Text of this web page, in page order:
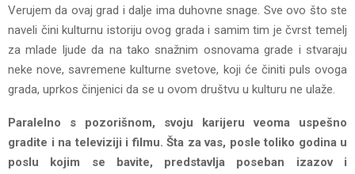
Verujem da ovaj grad i dalje ima duhovne snage. Sve ovo što ste
naveli čini kulturnu istoriju ovog grada i samim tim je čvrst temelj
za mlade ljude da na tako snažnim osnovama grade i stvaraju
neke nove, savremene kulturne svetove, koji će činiti puls ovoga
grada, uprkos činjenici da se u ovom društvu u kulturu ne ulaže.
Paralelno s pozorišnom, svoju karijeru veoma uspešno
gradite i na televiziji i filmu. Šta za vas, posle toliko godina u
poslu kojim se bavite, predstavlja poseban izazov i